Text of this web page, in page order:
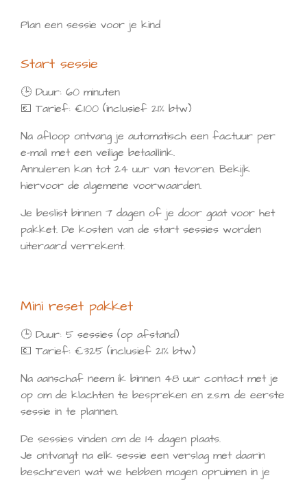
Plan een sessie voor je kind
Start sessie
🕒 Duur: 60 minuten
💶 Tarief: €100 (inclusief 21% btw)
Na afloop ontvang je automatisch een factuur per
e-mail met een veilige betaallink.
Annuleren kan tot 24 uur van tevoren. Bekijk
hiervoor de algemene voorwaarden.
Je beslist binnen 7 dagen of je door gaat voor het
pakket. De kosten van de start sessies worden
uiteraard verrekent.
Mini reset pakket
🕒 Duur: 5 sessies (op afstand)
💶 Tarief: €325 (inclusief 21% btw)
Na aanschaf neem ik binnen 48 uur contact met je
op om de klachten te bespreken en z.s.m. de eerste
sessie in te plannen.
De sessies vinden om de 14 dagen plaats.
Je ontvangt na elk sessie een verslag met daarin
beschreven wat we hebben mogen opruimen in je